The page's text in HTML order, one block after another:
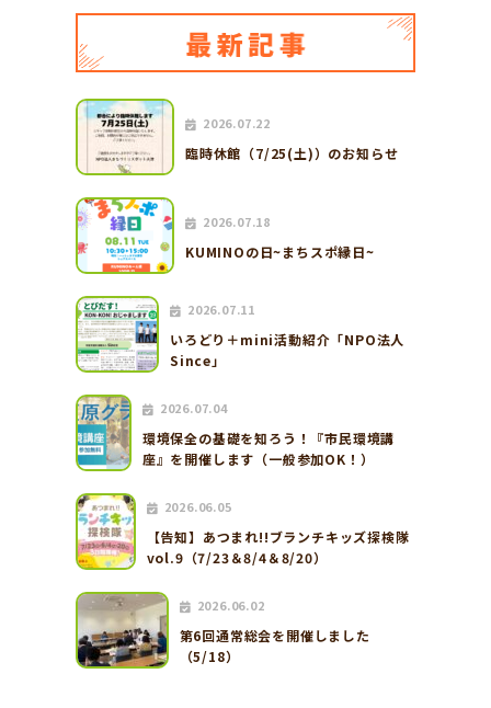
2026.07.22
臨時休館（7/25(土)）のお知らせ
2026.07.18
KUMINOの日~まちスポ縁日~
2026.07.11
いろどり＋mini活動紹介「NPO法人
Since」
2026.07.04
環境保全の基礎を知ろう！『市民環境講
座』を開催します（一般参加OK！）
2026.06.05
【告知】あつまれ!!ブランチキッズ探検隊
vol.9（7/23＆8/4＆8/20）
2026.06.02
第6回通常総会を開催しました
（5/18）